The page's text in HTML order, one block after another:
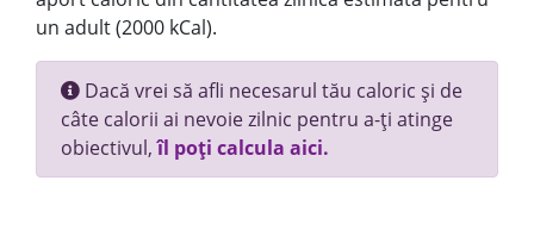
un adult (2000 kCal).
Dacă vrei să afli necesarul tău caloric și de
câte calorii ai nevoie zilnic pentru a-ți atinge
obiectivul,îl poți calcula aici.